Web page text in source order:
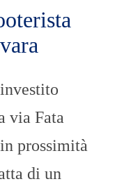
via Fata
prossimità
di un